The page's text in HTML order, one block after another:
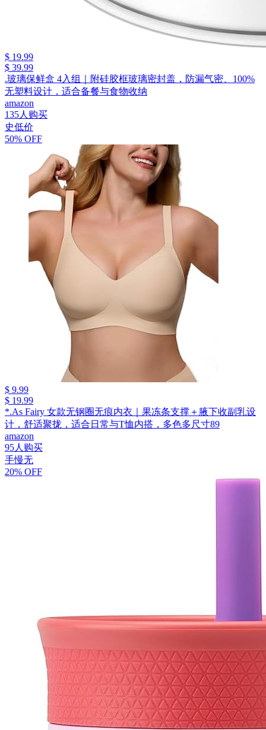
$ 19.99
$ 39.99
.玻璃保鲜盒 4入组｜附硅胶框玻璃密封盖，防漏气密、100%
无塑料设计，适合备餐与食物收纳
amazon
135人购买
史低价
50% OFF
$ 9.99
$ 19.99
*.As Fairy 女款无钢圈无痕内衣｜果冻条支撑＋腋下收副乳设
计，舒适聚拢，适合日常与T恤内搭，多色多尺寸89
amazon
95人购买
手慢无
20% OFF